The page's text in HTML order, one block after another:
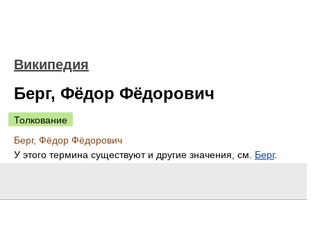
Википедия
Берг, Фёдор Фёдорович
Толкование
Берг, Фёдор Фёдорович
У этого термина существуют и другие значения, см. Берг.